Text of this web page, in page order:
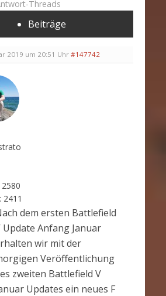
Threads
Beiträge
2019 um 20:51 Uhr #147742
2580
2411
dem ersten Battlefield
Update Anfang Januar
wir mit der
Veröffentlichung
zweiten Battlefield V
Updates ein neues F